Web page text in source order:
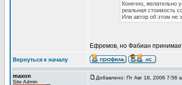
Конечно, желательно
реальная стоимость
Или автор об этом не
Ефремов, но Фабиан
Вернуться к началу
maxon
Site Admin
Добавлено: Пт Авг 18, 2006 7:56